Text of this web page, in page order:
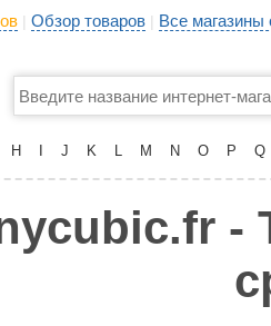
| Обзор товаров | Все
H J K L M N O P Q
-